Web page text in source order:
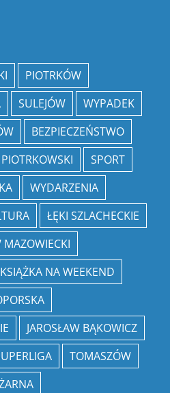
PIOTRKÓW
SULEJÓW
WYPADEK
BEZPIECZEŃSTWO
SPORT
WYDARZENIA
ŁĘKI SZLACHECKIE
KSIĄŻKA NA WEEKEND
JAROSŁAW BĄKOWICZ
TOMASZÓW